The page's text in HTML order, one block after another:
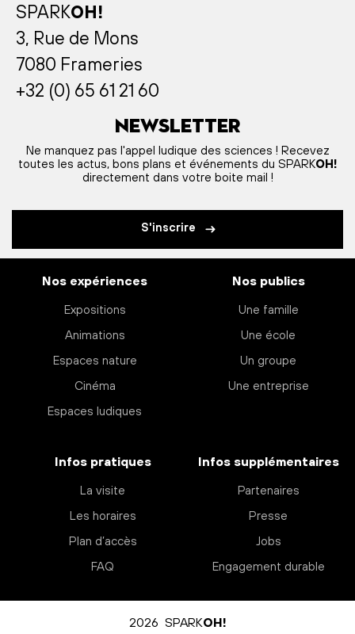
SPARKOH!
3, Rue de Mons
7080 Frameries
+32 (0) 65 61 21 60
Newsletter
Ne manquez pas l'appel ludique des sciences ! Recevez
toutes les actus, bons plans et événements du SPARKOH!
directement dans votre boite mail !
S'inscrire
Nos expériences
Expositions
Animations
Espaces nature
Cinéma
Espaces ludiques
Nos publics
Une famille
Une école
Un groupe
Une entreprise
Infos pratiques
La visite
Les horaires
Plan d’accès
FAQ
Infos supplémentaires
Partenaires
Presse
Jobs
Engagement durable
2026 SPARKOH!